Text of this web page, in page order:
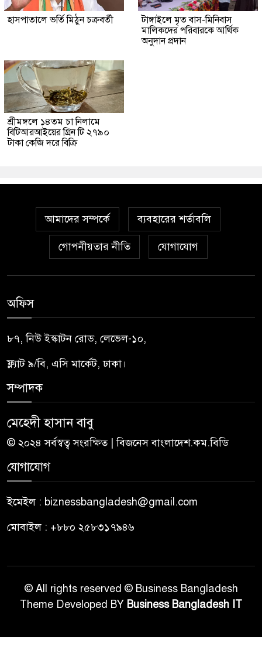
হাসপাতালে ভর্তি মিঠুন চক্রবর্তী
টাঙ্গাইলে মৃত বাস-মিনিবাস
মালিকদের পরিবারকে আর্থিক
অনুদান প্রদান
শ্রীমঙ্গলে ১৪তম চা নিলামে
বিটিআরআইয়ের গ্রিন টি ২৭৯০
টাকা কেজি দরে বিক্রি
আমাদের সম্পর্কে ব্যবহারের শর্তাবলি
গোপনীয়তার নীতি যোগাযোগ
অফিস
৮৭, নিউ ইস্কাটন রোড, লেভেল-১০,
ফ্ল্যাট ৯/বি, এসি মার্কেট, ঢাকা।
সম্পাদক
মেহেদী হাসান বাবু
© ২০২৪ সর্বস্বত্ব সংরক্ষিত | বিজনেস বাংলাদেশ.কম.বিডি
যোগাযোগ
ইমেইল : biznessbangladesh@gmail.com
মোবাইল : +৮৮০ ২৫৮৩১৭৯৪৬
© All rights reserved © Business Bangladesh
Theme Developed BY Business Bangladesh IT